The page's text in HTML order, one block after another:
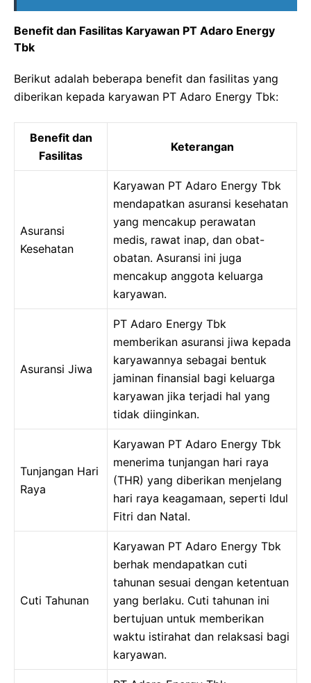
Benefit dan Fasilitas Karyawan PT Adaro Energy
Tbk
Berikut adalah beberapa benefit dan fasilitas yang
diberikan kepada karyawan PT Adaro Energy Tbk:
Benefit dan
Fasilitas
Keterangan
Asuransi
Kesehatan
Karyawan PT Adaro Energy Tbk
mendapatkan asuransi kesehatan
yang mencakup perawatan
medis, rawat inap, dan obat-
obatan. Asuransi ini juga
mencakup anggota keluarga
karyawan.
Asuransi Jiwa
PT Adaro Energy Tbk
memberikan asuransi jiwa kepada
karyawannya sebagai bentuk
jaminan finansial bagi keluarga
karyawan jika terjadi hal yang
tidak diinginkan.
Tunjangan Hari
Raya
Karyawan PT Adaro Energy Tbk
menerima tunjangan hari raya
(THR) yang diberikan menjelang
hari raya keagamaan, seperti Idul
Fitri dan Natal.
Cuti Tahunan
Karyawan PT Adaro Energy Tbk
berhak mendapatkan cuti
tahunan sesuai dengan ketentuan
yang berlaku. Cuti tahunan ini
bertujuan untuk memberikan
waktu istirahat dan relaksasi bagi
karyawan.